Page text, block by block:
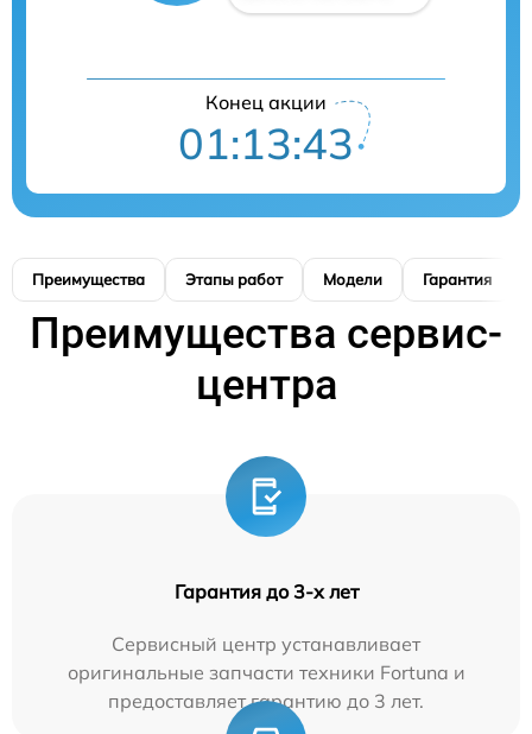
Конец акции
01:13:42
Преимущества Этапы работ Модели Гарантия
Преимущества сервис-
центра
Гарантия до 3-х лет
Сервисный центр устанавливает
оригинальные запчасти техники Fortuna и
предоставляет гарантию до 3 лет.